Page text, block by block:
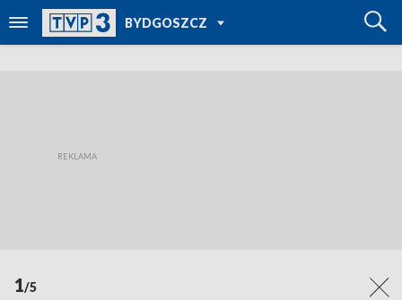
BYDGOSZCZ
TVP REGIONY
1/5